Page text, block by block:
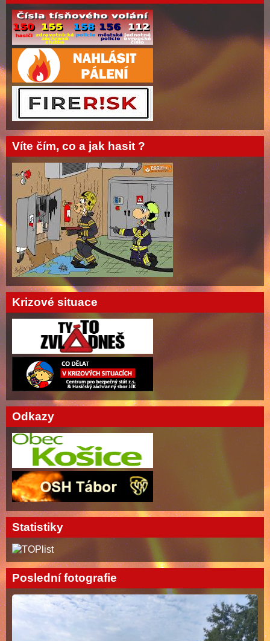
Víte čím, co a jak hasit ?
Krizové situace
Odkazy
Statistiky
Poslední fotografie